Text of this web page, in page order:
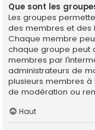
Que sont les
Les groupes
des membres et des
Chaque membre
chaque groupe peut
membres par
administrateurs de
plusieurs membres à
de modération ou
Haut